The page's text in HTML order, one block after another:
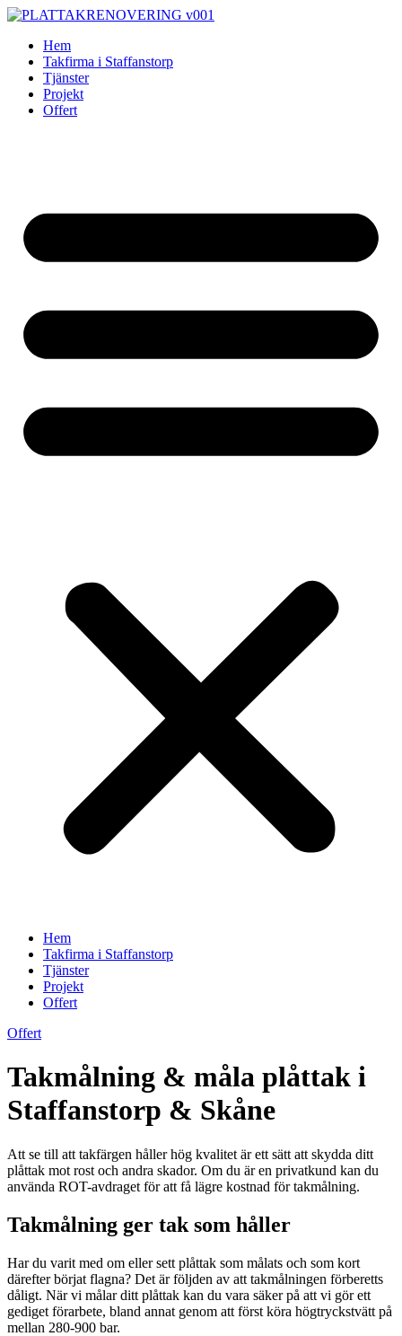
Skip
contentHem
Takfirma i Staffanstorp
Tjänster
Projekt
Offert
Hem
Takfirma i Staffanstorp
Tjänster
Projekt
Offert
Offert
Takmålning & måla plåttak i
Staffanstorp & Skåne
Att se till att takfärgen håller hög kvalitet är ett sätt att skydda ditt
plåttak mot rost och andra skador. Om du är en privatkund kan du
använda ROT-avdraget för att få lägre kostnad för takmålning.
Takmålning ger tak som håller
Har du varit med om eller sett plåttak som målats och som kort
därefter börjat flagna? Det är följden av att takmålningen förberetts
dåligt. När vi målar ditt plåttak kan du vara säker på att vi gör ett
gediget förarbete, bland annat genom att först köra högtryckstvätt på
mellan 280-900 bar.